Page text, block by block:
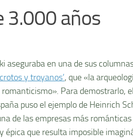
3.000 años
aseguraba en una de sus
y troyanos’, que «la
Para demostrarlo,
puso el ejemplo de Heinrich
de las empresas más
que resulta imposible